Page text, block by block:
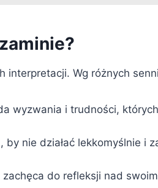
interpretacji. Wg różnych
wyzwania i trudności,
by nie działać lekkomyślnie i
zachęca do refleksji nad